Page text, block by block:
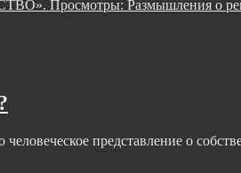
Просмотры: Размышления о
представление о